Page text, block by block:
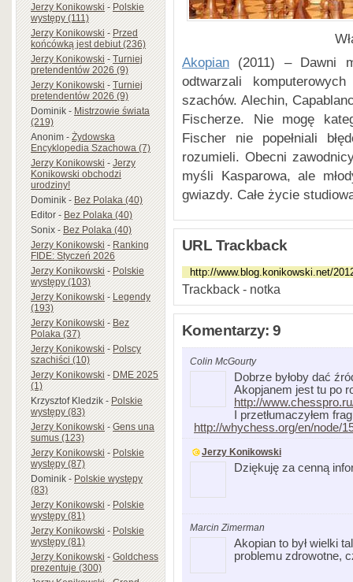
Jerzy Konikowski-Polskie
występy (111)
Jerzy Konikowski-Przed
końcówką jest debiut (236)
Jerzy Konikowski-Turniej
pretendentów 2026 (9)
Jerzy Konikowski-Turniej
pretendentów 2026 (9)
Dominik-Mistrzowie świata
(219)
Anonim-Żydowska
Encyklopedia Szachowa (7)
Jerzy Konikowski-Jerzy
Konikowski obchodzi
urodziny!
Dominik-Bez Polaka (40)
Editor-Bez Polaka (40)
Sonix-Bez Polaka (40)
Jerzy Konikowski-Ranking
FIDE: Styczeń 2026
Jerzy Konikowski-Polskie
występy (103)
Jerzy Konikowski-Legendy
(193)
Jerzy Konikowski-Bez
Polaka (37)
Jerzy Konikowski-Polscy
szachiści (10)
Jerzy Konikowski-DME 2025
(1)
Krzysztof Kledzik-Polskie
występy (83)
Jerzy Konikowski-Gens una
sumus (123)
Jerzy Konikowski-Polskie
występy (87)
Dominik-Polskie występy
(83)
Jerzy Konikowski-Polskie
występy (81)
Jerzy Konikowski-Polskie
występy (81)
Jerzy Konikowski-Goldchess
prezentuje (300)
Akopian (2011) – Dawni
odtwarzali
szachów. Alechin,
Fischerze. Nie mogę
Fischer nie popełniali
rozumieli. Obecni
myśli Kasparowa, ale
gwiazdy. Całe życie
URL Trackback
Trackback - notka
Komentarzy: 9
Colin McGourty
Dobrze byłoby dać
Akopjanem jest tu po
http://
I przetłumaczyłem
http://whychess.org/en/node/
Jerzy Konikowski
Dziękuję za cenną
Marcin Zimerman
Akopian to był wielki
problemu zdrowotne,